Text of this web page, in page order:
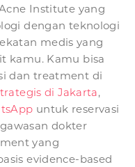
Institute yang
dengan teknologi
medis yang
kamu. Kamu bisa
dan treatment di
di Jakarta,
untuk reservasi
dokter
yang
evidence-based